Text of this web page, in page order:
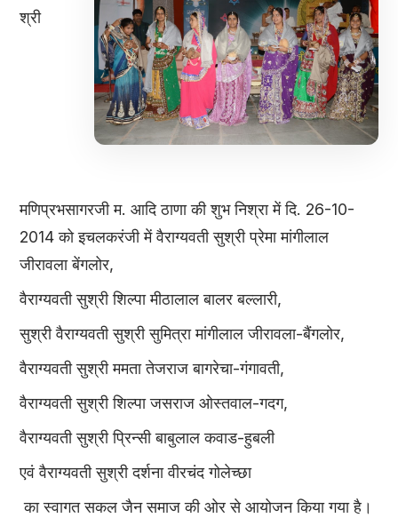
श्री
मणिप्रभसागरजी म. आदि ठाणा की शुभ निश्रा में दि. 26-10-
2014 को इचलकरंजी में वैराग्यवती सुश्री प्रेमा मांगीलाल
जीरावला बेंगलोर,
वैराग्यवती सुश्री शिल्पा मीठालाल बालर बल्लारी,
सुश्री वैराग्यवती सुश्री सुमित्रा मांगीलाल जीरावला-बैंगलोर,
वैराग्यवती सुश्री ममता तेजराज बागरेचा-गंगावती,
वैराग्यवती सुश्री शिल्पा जसराज ओस्तवाल-गदग,
वैराग्यवती सुश्री प्रिन्सी बाबुलाल कवाड-हुबली
एवं वैराग्यवती सुश्री दर्शना वीरचंद गोलेच्छा
का स्वागत सकल जैन समाज की ओर से आयोजन किया गया है।